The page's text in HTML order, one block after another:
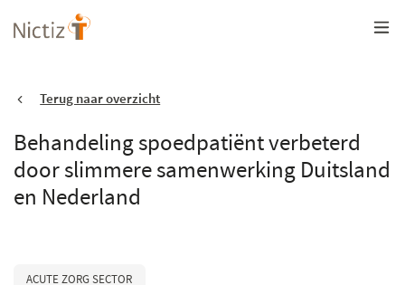
Overslaan
en
gaanTerug naar overzicht
Behandeling spoedpatiënt verbeterd
door slimmere samenwerking Duitsland
en Nederland
ACUTE ZORG SECTOR